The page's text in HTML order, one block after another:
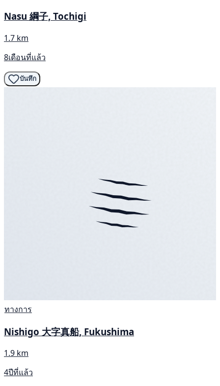
Nasu 綱子, Tochigi
1.7 km
8เดือนที่แล้ว
บันทึก
ทางการ
Nishigo 大字真船, Fukushima
1.9 km
4ปีที่แล้ว